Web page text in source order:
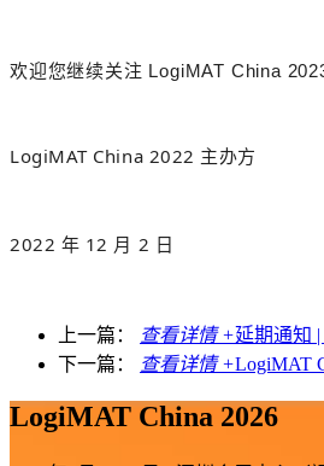
欢迎您继续关注 LogiMAT China
LogiMAT China 2022 主办方
2022 年 12 月 2 日
上一篇： 查看详情 +延期通知 |
下一篇：
查看详情 +LogiMAT
LogiMAT China 2026